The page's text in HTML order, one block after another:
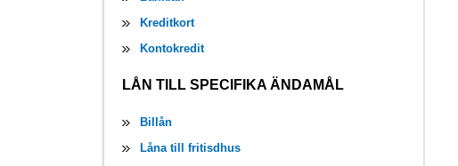
Kreditkort
Kontokredit
LÅN TILL SPECIFIKA ÄNDAMÅL
Billån
Låna till fritisdhus